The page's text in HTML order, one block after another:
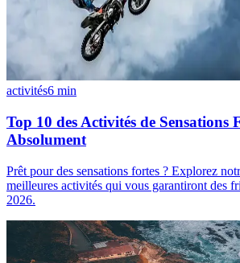
activités6 min
Top 10 des Activités de Sensations
Absolument
Prêt pour des sensations fortes ? Explorez
meilleures activités qui vous garantiront des
2026.